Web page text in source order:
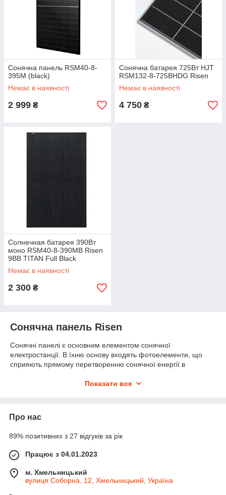
Сонячна панель RSM40-8-
395M (black)
Немає в наявності
2 999 ₴
Сонячна батарея 725Вт HJT
RSM132-8-725BHDG Risen
Немає в наявності
4 750 ₴
Солнечная батарея 390Вт
моно RSM40-8-390MB Risen
9BB TITAN Full Black
Немає в наявності
2 300 ₴
Сонячна панель Risen
Сонячні панелі є основним елементом сонячної
електростанції. В їхню основу входять фотоелементи, що
сприяють прямому перетворенню сонячної енергії в
Особливою популярністю користуються сонячні панелі Risen
товарів. Ціна на сонячні батареї з кожним роком стає
підключення до зеленого тарифу. В Україні досить сприятливі
Risen сонячні панелі: плюси та
особливості
Показати все
Про нас
89% позитивних з 27 відгуків за рік
Працює з 04.01.2023
м. Хмельницький
вулиця Соборна, 12, Хмельницький, Україна